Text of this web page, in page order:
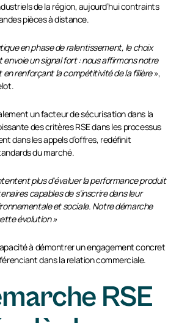
de la région, aujourd’hui contraints
pièces à distance.
en phase de ralentissement, le choix
envoie un signal fort : nous affirmons notre
renforçant la compétitivité de la filière»,
un facteur de sécurisation dans la
des critères RSE dans les processus
dans les appels d’offres, redéfinit
du marché.
plus d’évaluer la performance produit
capables de s’inscrire dans leur
et sociale. Notre démarche
évolution »
à démontrer un engagement concret
dans la relation commerciale.
RSE